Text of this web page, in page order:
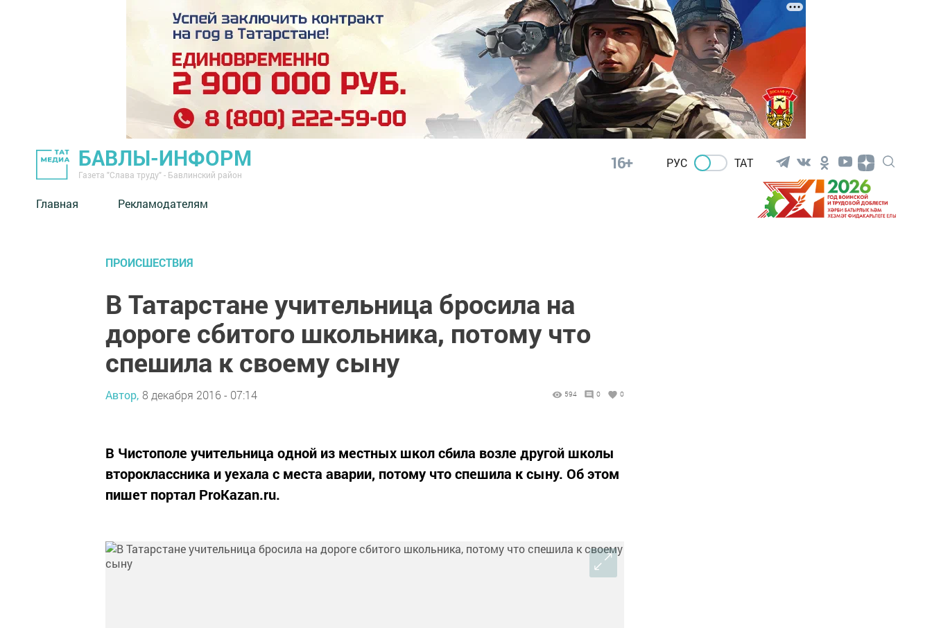
БАВЛЫ-ИНФОРМ
Газета "Слава труду" - Бавлинский район
16+ РУС ТАТ
Главная Рекламодателям
ПРОИСШЕСТВИЯ
В Татарстане учительница бросила на
дороге сбитого школьника, потому что
спешила к своему сыну
Автор, 8 декабря 2016 - 07:14 594 0 0
В Чистополе учительница одной из местных школ сбила возле другой школы
второклассника и уехала с места аварии, потому что спешила к сыну. Об этом
пишет портал ProKazan.ru.